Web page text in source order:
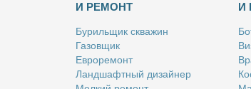
И РЕМОНТ
Бу­риль­щик сква­жин
Га­зов­щик
Ев­ро­ре­монт
Ланд­шафт­ный ди­зай­нер
И